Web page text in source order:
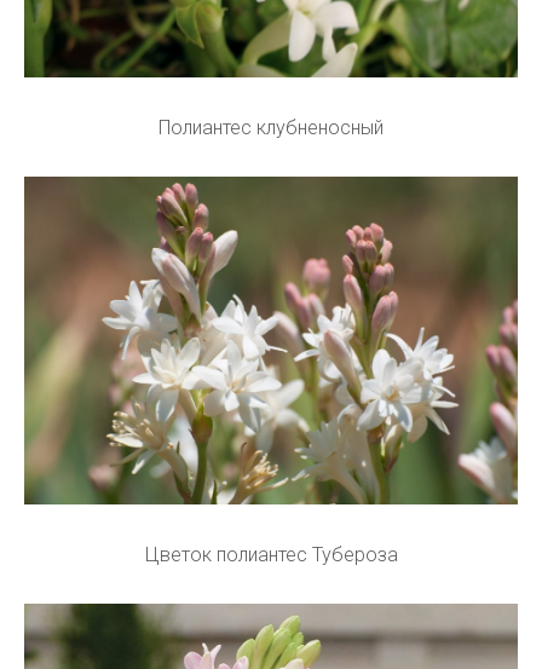
Полиантес клубненосный
Цветок полиантес Тубероза